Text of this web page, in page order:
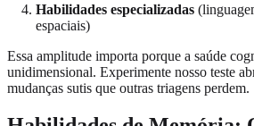
Habilidades especializadas
espaciais)
Essa amplitude importa porque a saúde
unidimensional. Experimente nosso teste
mudanças sutis que outras triagens perdem.